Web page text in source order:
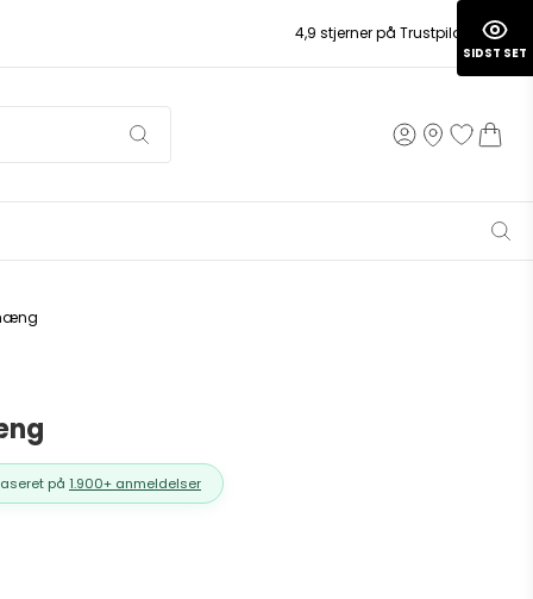
4,9 stjerner på Trustpilot
på 1.900+ anmeldelser
SIDST SET